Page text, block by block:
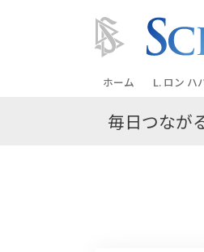
ホーム L. ロン ハ
毎日つなが